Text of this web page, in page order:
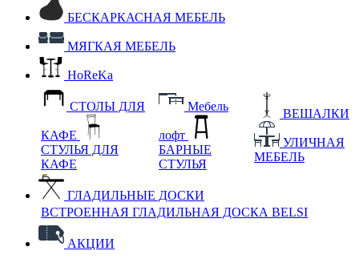
БЕСКАРКАСНАЯ МЕБЕЛЬ
МЯГКАЯ МЕБЕЛЬ
HoReKa
СТОЛЫ ДЛЯ
КАФЕ
СТУЛЬЯ ДЛЯ
КАФЕ
Мебель
лофт
БАРНЫЕ
СТУЛЬЯ
ВЕШАЛКИ
УЛИЧНАЯ
МЕБЕЛЬ
ГЛАДИЛЬНЫЕ ДОСКИ
ВСТРОЕННАЯ ГЛАДИЛЬНАЯ ДОСКА BELSI
АКЦИИ